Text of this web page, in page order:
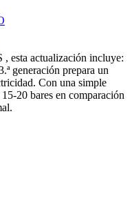
esta actualización incluye:
generación prepara un
Con una simple
20 bares en comparación